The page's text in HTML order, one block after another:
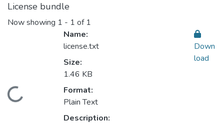
License bundle
Now showing 1 - 1 of 1
Loading...
Name:
license.txt
Size:
1.46 KB
Format:
Plain Text
Description:
Down
load